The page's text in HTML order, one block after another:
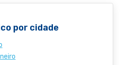
por cidade